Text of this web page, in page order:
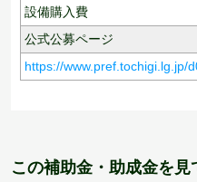
設備購入費
公式公募ページ
https://www.pref.tochigi.lg.jp/
この補助金・助成金を